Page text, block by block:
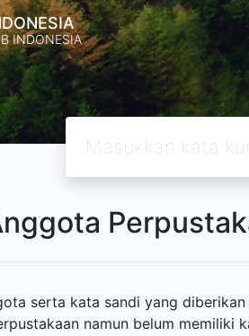
INDONESIA
serta kata sandi yang
namun belum memiliki